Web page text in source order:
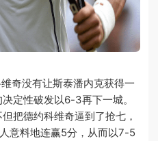
没有让斯泰潘内克获得一
定性破发以6-3再下一城。
把德约科维奇逼到了抢七，
意料地连赢5分，从而以7-5